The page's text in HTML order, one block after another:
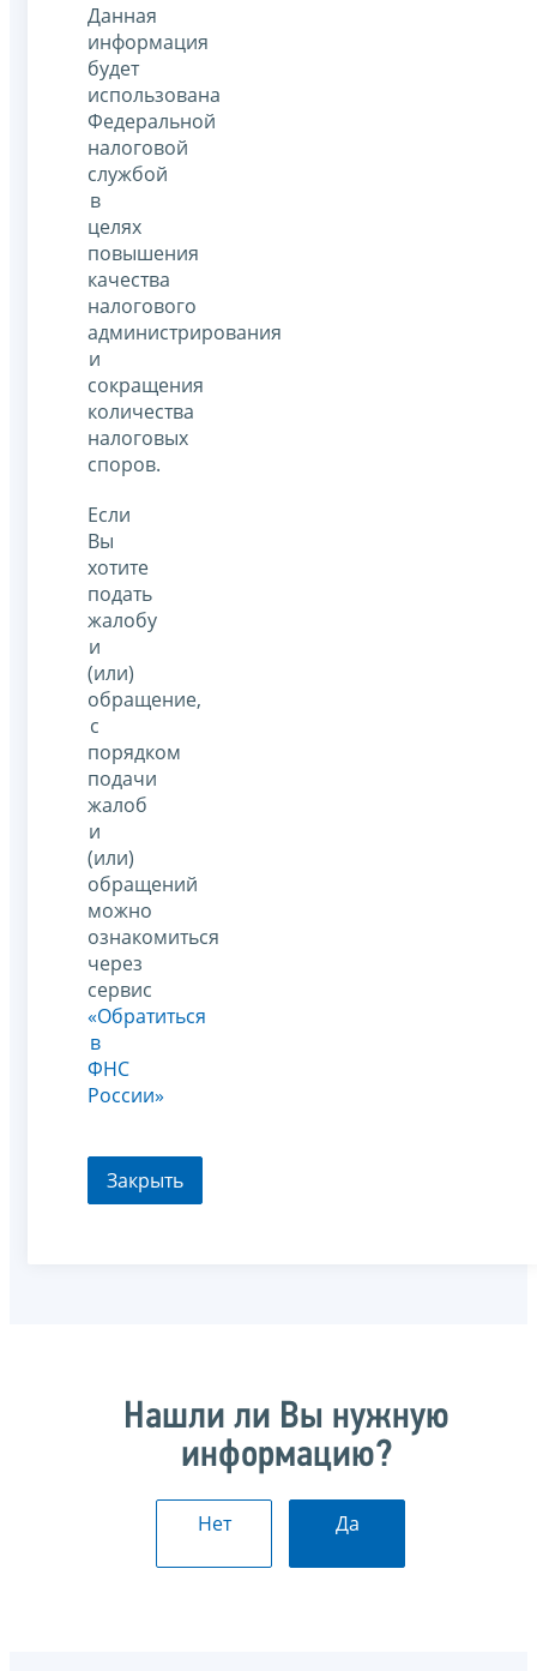
Данная
информация
будет
использована
Федеральной
налоговой
службой
в
целях
повышения
качества
налогового
администрирования
и
сокращения
количества
налоговых
споров.
Если
Вы
хотите
подать
жалобу
и
(или)
обращение,
с
порядком
подачи
жалоб
и
(или)
обращений
можно
ознакомиться
через
сервис
«Обратиться
в
ФНС
России»
Закрыть
Нашли ли Вы нужную
информацию?
Нет Да